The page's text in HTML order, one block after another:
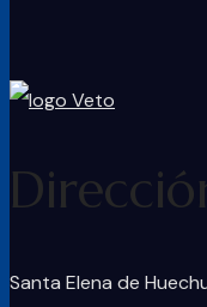
Santa Elena de